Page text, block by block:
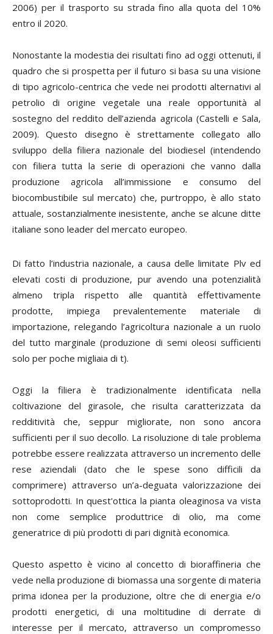
2006) per il trasporto su strada fino alla quota del 10%
entro il 2020.
Nonostante la modestia dei risultati fino ad oggi ottenuti, il
quadro che si prospetta per il futuro si basa su una visione
di tipo agricolo-centrica che vede nei prodotti alternativi al
petrolio di origine vegetale una reale opportunità al
sostegno del reddito dell’azienda agricola (Castelli e Sala,
2009). Questo disegno è strettamente collegato allo
sviluppo della filiera nazionale del biodiesel (intendendo
con filiera tutta la serie di operazioni che vanno dalla
produzione agricola all’immissione e consumo del
biocombustibile sul mercato) che, purtroppo, è allo stato
attuale, sostanzialmente inesistente, anche se alcune ditte
italiane sono leader del mercato europeo.
Di fatto l’industria nazionale, a causa delle limitate Plv ed
elevati costi di produzione, pur avendo una potenzialità
almeno tripla rispetto alle quantità effettivamente
prodotte, impiega prevalentemente materiale di
importazione, relegando l’agricoltura nazionale a un ruolo
del tutto marginale (produzione di semi oleosi sufficienti
solo per poche migliaia di t).
Oggi la filiera è tradizionalmente identificata nella
coltivazione del girasole, che risulta caratterizzata da
redditività che, seppur migliorate, non sono ancora
sufficienti per il suo decollo. La risoluzione di tale problema
potrebbe essere realizzata attraverso un incremento delle
rese aziendali (dato che le spese sono difficili da
comprimere) attraverso un’a-deguata valorizzazione dei
sottoprodotti. In quest'ottica la pianta oleaginosa va vista
non come semplice produttrice di olio, ma come
generatrice di più prodotti di pari dignità economica.
Questo aspetto è vicino al concetto di bioraffineria che
vede nella produzione di biomassa una sorgente di materia
prima idonea per la produzione, oltre che di energia e/o
prodotti energetici, di una moltitudine di derrate di
interesse per il mercato, attraverso un compromesso